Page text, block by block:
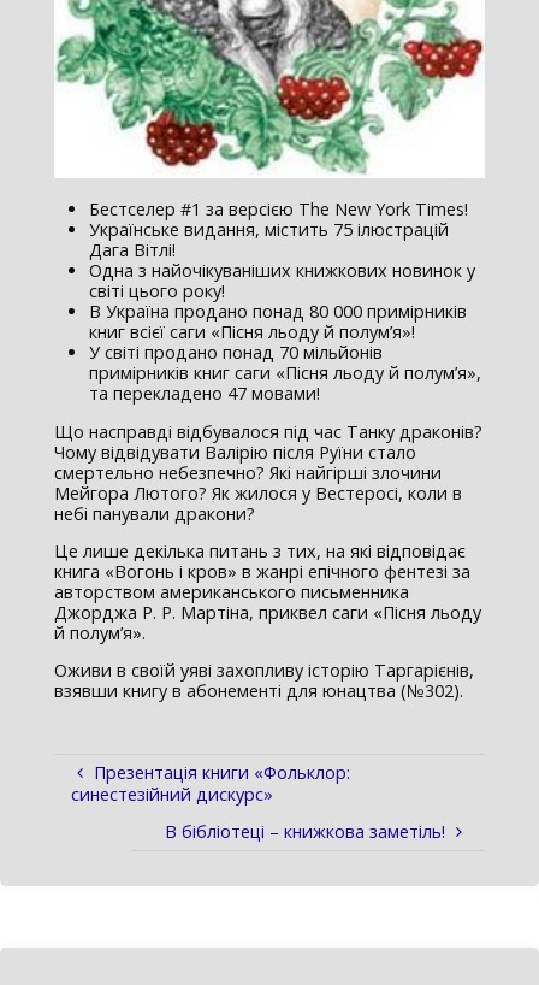
Бестселер #1 за версією The New York Times!
Українське видання, містить 75 ілюстрацій
Дага Вітлі!
Одна з найочікуваніших книжкових новинок у
світі цього року!
В Україна продано понад 80 000 примірників
книг всієї саги «Пісня льоду й полум’я»!
У світі продано понад 70 мільйонів
примірників книг саги «Пісня льоду й полум’я»,
та перекладено 47 мовами!
Що насправді відбувалося під час Танку драконів?
Чому відвідувати Валірію після Руїни стало
смертельно небезпечно? Які найгірші злочини
Мейгора Лютого? Як жилося у Вестеросі, коли в
небі панували дракони?
Це лише декілька питань з тих, на які відповідає
книга «Вогонь і кров» в жанрі епічного фентезі за
авторством американського письменника
Джорджа Р. Р. Мартіна, приквел саги «Пісня льоду
й полум’я».
Оживи в своїй уяві захопливу історію Таргарієнів,
взявши книгу в абонементі для юнацтва (№302).
Презентація книги «Фольклор:
синестезійний дискурс»
В бібліотеці – книжкова заметіль!